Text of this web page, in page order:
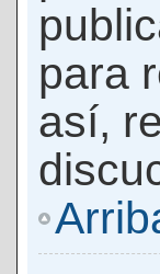
para
así,